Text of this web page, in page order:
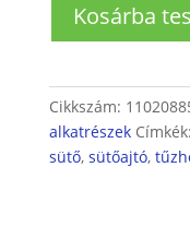
ajtófogantyú
Kosárba
Cikkszám:
alkatrészek Címkék:
sütő, sütőajtó,